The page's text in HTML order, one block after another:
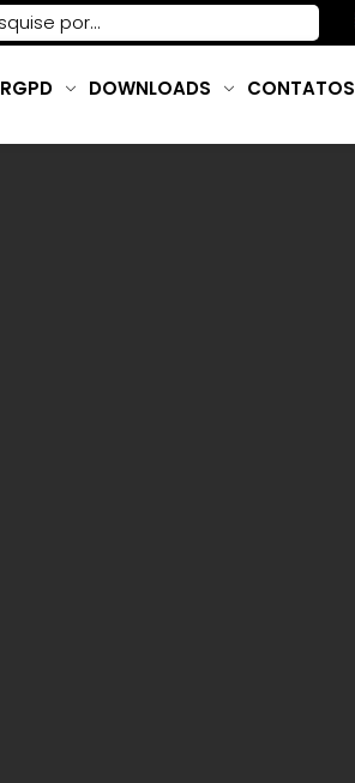
RGPD DOWNLOADS CONTATOS